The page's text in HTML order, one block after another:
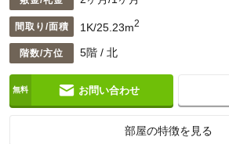
間取り/面積 1K/25.23m2
階数/方位 5階 / 北
お問い合わせ
部屋の特徴を見る